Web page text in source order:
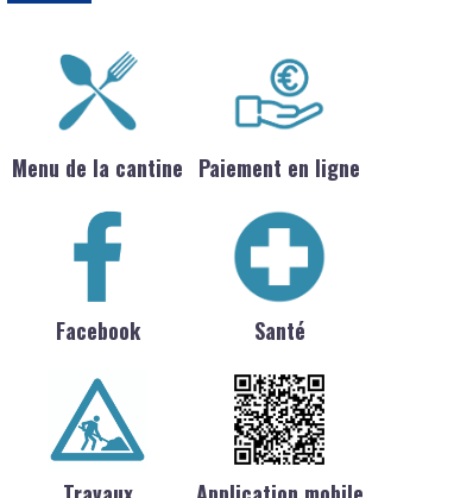
Menu de la cantine Paiement en ligne
Facebook Santé